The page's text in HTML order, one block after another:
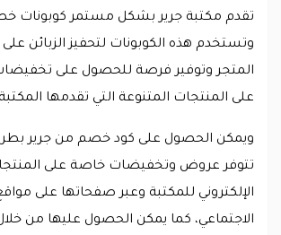
تقدم مكتبة جرير بشكل مستمر كوبونات
وتستخدم هذه الكوبونات لتحفيز الزبائن
المتجر وتوفير فرصة للحصول على
على المنتجات المتنوعة التي تقدمها
ويمكن الحصول على كود خصم من جرير
تتوفر عروض وتخفيضات خاصة على
الإلكتروني للمكتبة وعبر صفحاتها على
الاجتماعي، كما يمكن الحصول عليها من خلال